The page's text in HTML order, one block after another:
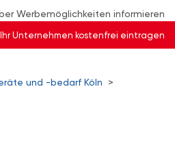
Werbemöglichkeiten informieren
Ihr Unternehmen kostenfrei eintragen
und -bedarf Köln
>